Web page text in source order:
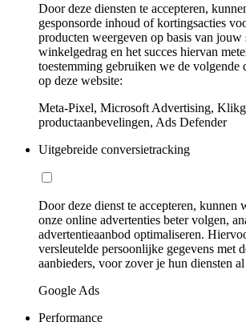
Door deze diensten te accepteren,
gesponsorde inhoud of kortingsacties
producten weergeven op basis van jouw
winkelgedrag en het succes hiervan
toestemming gebruiken we de volgende
op deze website:
Meta-Pixel, Microsoft Advertising,
productaanbevelingen, Ads Defender
Uitgebreide conversietracking
Door deze dienst te accepteren, kunnen
onze online advertenties beter volgen,
advertentieaanbod optimaliseren.
versleutelde persoonlijke gegevens met
aanbieders, voor zover je hun diensten
Google Ads
Performance